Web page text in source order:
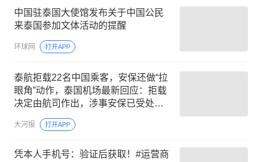
中国驻泰国大使馆发布关于中国公民
来泰国参加文体活动的提醒
环球网 打开APP
泰航拒载22名中国乘客，安保还做“拉
眼角”动作，泰国机场最新回应：拒载
决定由航司作出，涉事安保已受处
分；亲历者：承诺免费改签未兑现
大河报 打开APP
凭本人手机号：验证后获取！#运营商